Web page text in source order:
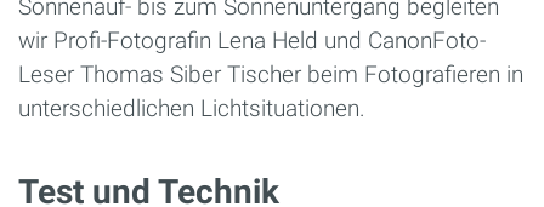
Sonnenauf- bis zum Sonnenuntergang begleiten
wir Profi-Fotografin Lena Held und CanonFoto-
Leser Thomas Siber Tischer beim Fotografieren in
unterschiedlichen Lichtsituationen.
Test und Technik